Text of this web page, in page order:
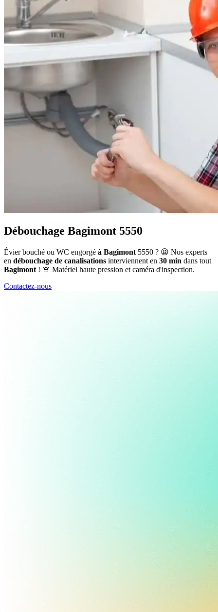
Débouchage Bagimont 5550
Évier bouché ou WC engorgé à Bagimont 5550 ? 😫 Nos experts
en débouchage de canalisations interviennent en 30 min dans tout
Bagimont ! 🚨 Matériel haute pression et caméra d'inspection.
Contactez-nous